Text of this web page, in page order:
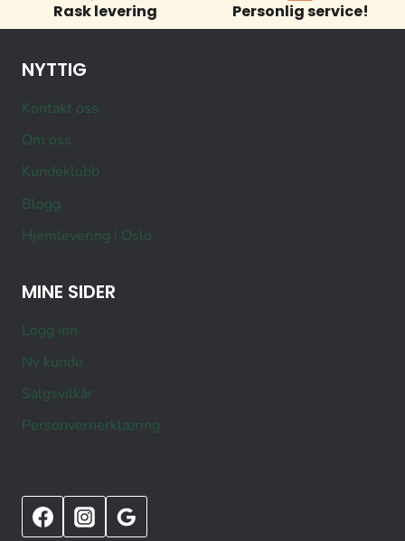
Rask levering Personlig service!
NYTTIG
Kontakt oss
Om oss
Kundeklubb
Blogg
Hjemlevering i Oslo
MINE SIDER
Logg inn
Ny kunde
Salgsvilkår
Personvernerklæring